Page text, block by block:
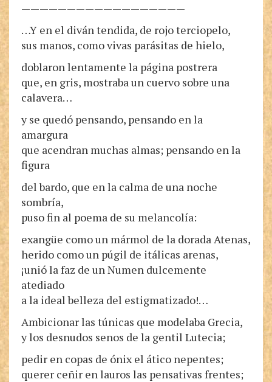
——————————————————
…Y en el diván tendida, de rojo terciopelo,
sus manos, como vivas parásitas de hielo,
doblaron lentamente la página postrera
que, en gris, mostraba un cuervo sobre una
calavera…
y se quedó pensando, pensando en la
amargura
que acendran muchas almas; pensando en la
figura
del bardo, que en la calma de una noche
sombría,
puso fin al poema de su melancolía:
exangüe como un mármol de la dorada Atenas,
herido como un púgil de itálicas arenas,
¡unió la faz de un Numen dulcemente
atediado
a la ideal belleza del estigmatizado!…
Ambicionar las túnicas que modelaba Grecia,
y los desnudos senos de la gentil Lutecia;
pedir en copas de ónix el ático nepentes;
querer ceñir en lauros las pensativas frentes;